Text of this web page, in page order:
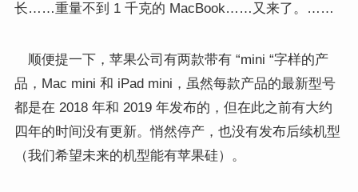
长……重量不到 1 千克的 MacBook……又来了。……
顺便提一下，苹果公司有两款带有 “mini “字样的产
品，Mac mini 和 iPad mini，虽然每款产品的最新型号
都是在 2018 年和 2019 年发布的，但在此之前有大约
四年的时间没有更新。悄然停产，也没有发布后续机型
（我们希望未来的机型能有苹果硅）。